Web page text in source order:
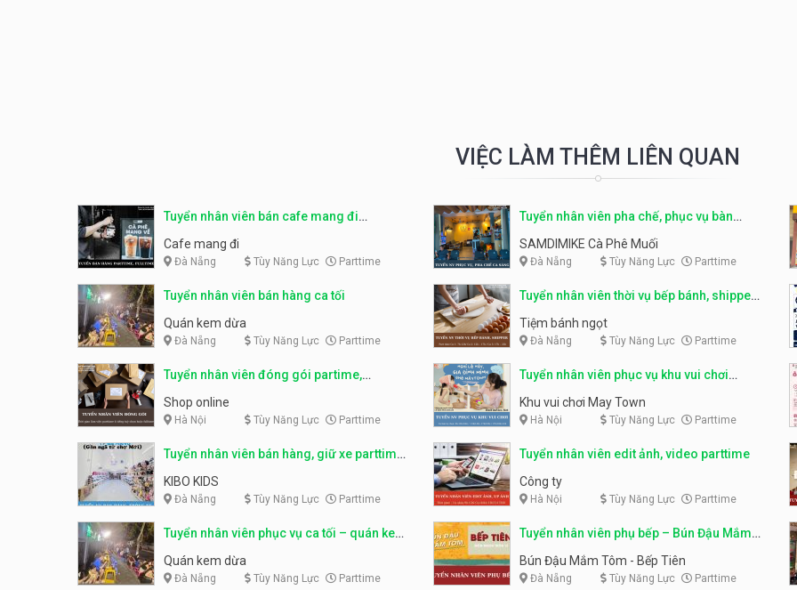
VIỆC LÀM THÊM LIÊN QUAN
Tuyển nhân viên bán cafe mang đi
parttime, fulltime
Cafe mang đi
Đà Nẵng Tùy Năng Lực Parttime
Tuyển nhân viên pha chế, phục vụ bàn
parttime
SAMDIMIKE Cà Phê Muối
Đà Nẵng Tùy Năng Lực Parttime
Tuyển nhân viên bán hàng ca tối
Quán kem dừa
Đà Nẵng Tùy Năng Lực Parttime
Tuyển nhân viên thời vụ bếp bánh, shipper
parttime
Tiệm bánh ngọt
Đà Nẵng Tùy Năng Lực Parttime
Tuyển nhân viên đóng gói partime,
fulltime
Shop online
Hà Nội Tùy Năng Lực Parttime
Tuyển nhân viên phục vụ khu vui chơi
parttime linh động
Khu vui chơi May Town
Hà Nội Tùy Năng Lực Parttime
Tuyển nhân viên bán hàng, giữ xe parttime
– Kibo Kid
KIBO KIDS
Đà Nẵng Tùy Năng Lực Parttime
Tuyển nhân viên edit ảnh, video parttime
Công ty
Hà Nội Tùy Năng Lực Parttime
Tuyển nhân viên phục vụ ca tối – quán kem
dừa
Quán kem dừa
Đà Nẵng Tùy Năng Lực Parttime
Tuyển nhân viên phụ bếp – Bún Đậu Mắm
Tôm – Bếp Tiên
Bún Đậu Mắm Tôm - Bếp Tiên
Đà Nẵng Tùy Năng Lực Parttime